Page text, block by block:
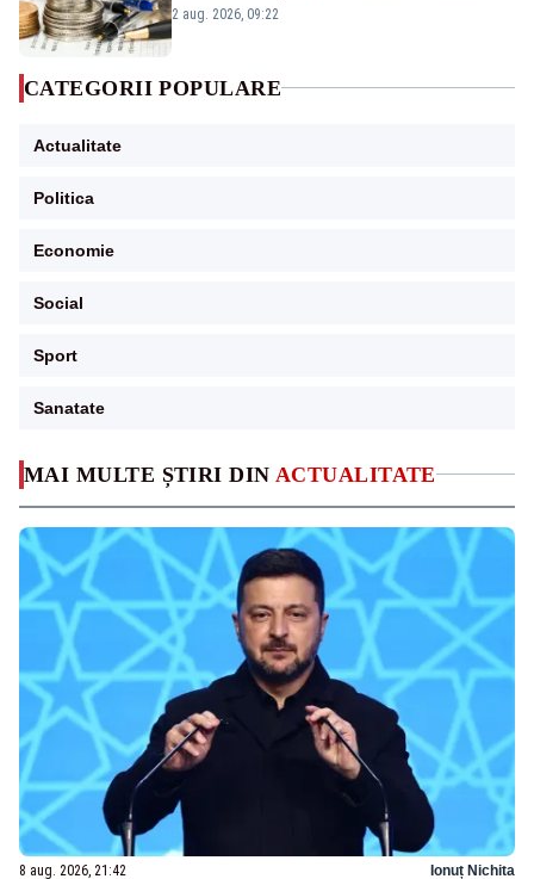
MAI MULTE ȘTIRI DIN ACTUALITATE
8 aug. 2026, 21:42 Ionuț Nichita
viitoare?
2 aug. 2026, 09:22
CATEGORII POPULARE
Actualitate
Politica
Economie
Social
Sport
Sanatate